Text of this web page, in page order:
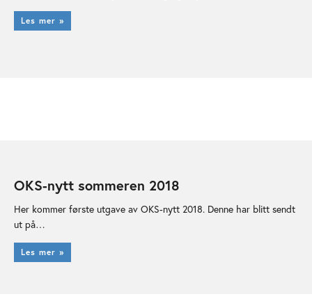
Les mer »
OKS-nytt sommeren 2018
Her kommer første utgave av OKS-nytt 2018. Denne har blitt sendt
ut på…
Les mer »